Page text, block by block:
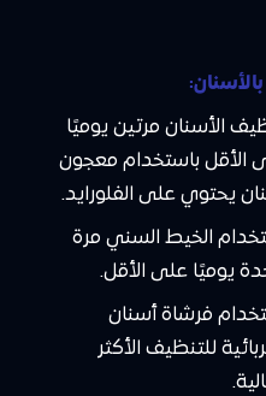
بالأسنان:
الأسنان مرتين يوميًا
الأقل باستخدام معجون
يحتوي على الفلورايد.
الخيط السني مرة
يوميًا على الأقل.
فرشاة أسنان
للتنظيف الأكثر